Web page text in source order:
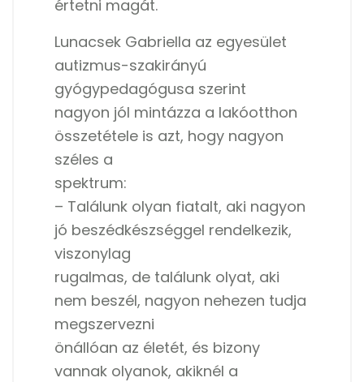
értetni magát.
Lunacsek Gabriella az egyesület
autizmus-szakirányú
gyógypedagógusa szerint
nagyon jól mintázza a lakóotthon
összetétele is azt, hogy nagyon
széles a
spektrum:
– Találunk olyan fiatalt, aki nagyon
jó beszédkészséggel rendelkezik,
viszonylag
rugalmas, de találunk olyat, aki
nem beszél, nagyon nehezen tudja
megszervezni
önállóan az életét, és bizony
vannak olyanok, akiknél a